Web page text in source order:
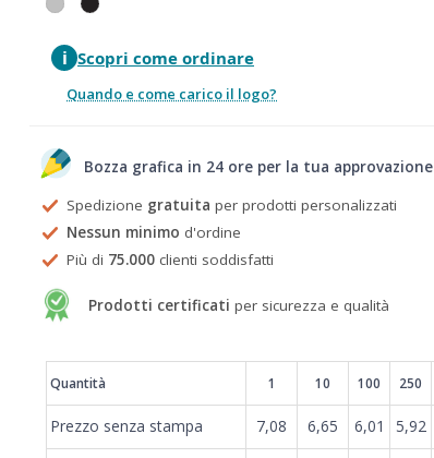
i Scopri come ordinare
Quando e come carico il logo?
Bozza grafica in 24 ore per la tua approvazione
Spedizione gratuita per prodotti personalizzati
Nessun minimo d'ordine
Più di 75.000 clienti soddisfatti
Prodotti certificati per sicurezza e qualità
Prezzi
Quantità 1 10 100 250
Prezzo senza stampa 7,08 6,65 6,01 5,92